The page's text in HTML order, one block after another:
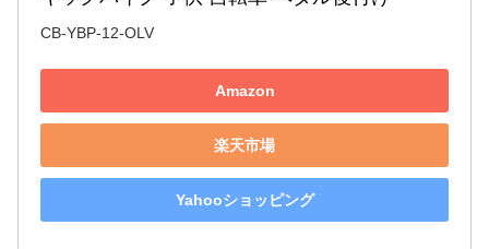
CB-YBP-12-OLV
Amazon
楽天市場
Yahooショッピング